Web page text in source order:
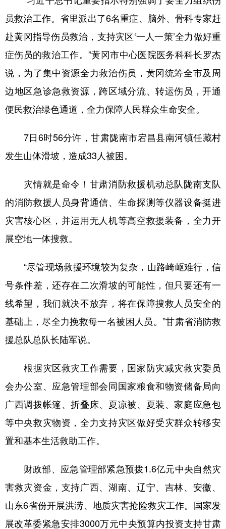
员救治工作。省里派出了6名重症、脑外、骨科专家赶
赴黄冈指导伤员救治，支持灾区‘一人一策’全力做好重
症伤员的救治工作。”黄冈市中心医院医务科科长罗杰
说，为了集中资源全力救治伤员，黄冈统筹全市及周
边地区急诊急救资源，跨区域分流、转运伤员，开通
便民救治绿色通道，全力保障人民群众生命安全。
7日6时56分许，甘肃陇南市宕昌县南河镇任藏村
发生山体滑坡，造成33人被困。
灾情就是命令！甘肃消防救援机动总队陇南支队
的消防救援人员身背通信、生命探测等仪器设备挺进
灾害核心区，并运用无人机等高空救援装备，全力开
展空地一体搜救。
“尽管现场救援环境较为复杂，山路崎岖难行，信
号条件差，还存在二次滑坡的可能性，但只要还有一
线希望，我们就决不放弃，将在保障搜救人员安全的
基础上，尽全力挽救每一名被困人员。”甘肃省消防救
援总队总队长陆军说。
根据灾区救灾工作需要，国家防灾减灾救灾委员
会办公室、应急管理部会同国家粮食和物资储备局向
广西调拨帐篷、折叠床、夏凉被、夏装、家庭应急包
等中央救灾物资，全力支持灾区做好受灾群众转移安
置和基本生活救助工作。
财政部、应急管理部紧急预拨1.6亿元中央自然灾
害救灾资金，支持广西、湖南、辽宁、吉林、安徽、
山东6省份开展洪涝、地质灾害抢险救灾工作。国家发
展改革委紧急安排3000万元中央预算内投资支持甘肃